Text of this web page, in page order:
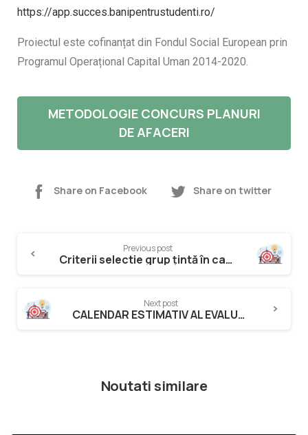
https://app.succes.banipentrustudenti.ro/
Proiectul este cofinanțat din Fondul Social European prin
Programul Operațional Capital Uman 2014-2020.
METODOLOGIE CONCURS PLANURI
DE AFACERI
Share on Facebook Share on twitter
Previous post
Criterii selectie grup țintă în cadrul proiectului ”SUCCES: Studiile Universitare, Calea Către antreprenoriat Eficient și Sustenabil”
Next post
CALENDAR ESTIMATIV AL EVALUĂRII IN CADRUL PROIECTULUI “SUCCES: Studiile Universitare, Calea Către antreprenoriat Eficient și Sustenabil” cod SMIS 140878
Noutati similare